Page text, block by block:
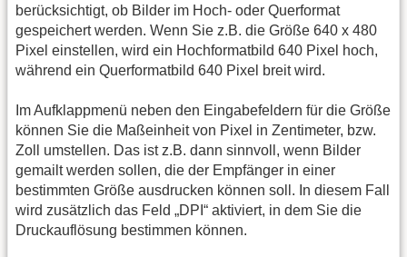
berücksichtigt, ob Bilder im Hoch- oder Querformat
gespeichert werden. Wenn Sie z.B. die Größe 640 x 480
Pixel einstellen, wird ein Hochformatbild 640 Pixel hoch,
während ein Querformatbild 640 Pixel breit wird.
Im Aufklappmenü neben den Eingabefeldern für die Größe
können Sie die Maßeinheit von Pixel in Zentimeter, bzw.
Zoll umstellen. Das ist z.B. dann sinnvoll, wenn Bilder
gemailt werden sollen, die der Empfänger in einer
bestimmten Größe ausdrucken können soll. In diesem Fall
wird zusätzlich das Feld „DPI“ aktiviert, in dem Sie die
Druckauflösung bestimmen können.